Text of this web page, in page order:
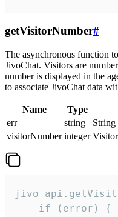
getVisitorNumber#
The asynchronous function
JivoChat. Visitors are
number is displayed in the
to associate JivoChat data
Name Type
err
string
String
visitorNumber integer
    if (error) {